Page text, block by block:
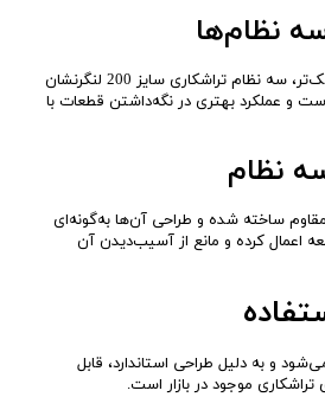
نظام‌ها
در مقایسه با سه نظام‌های کوچک‌تر، سه نظام تراشکاری سایز 200 لنگرنشان
و عملکرد بهتری در نگه‌داشتن قطعات با
نظام
ساخته شده و طراحی آن‌ها به‌گونه‌ای
اعمال کرده و مانع از آسیب‌دیدن آن
و به دلیل طراحی استاندارد، قابل
تراشکاری موجود در بازار است.